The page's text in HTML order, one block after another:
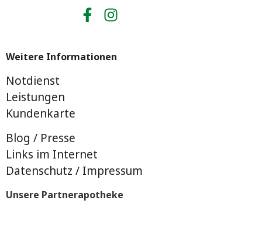
Weitere Informationen
Notdienst
Leistungen
Kundenkarte
Blog / Presse
Links im Internet
Datenschutz / Impressum
Unsere Partnerapotheke